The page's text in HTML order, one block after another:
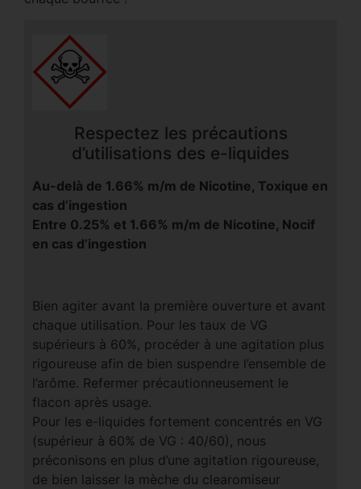
Respectez les précautions
d’utilisations des e-liquides
Au-delà de 1.66% m/m de Nicotine, Toxique en
cas d’ingestion
Entre 0.25% et 1.66% m/m de Nicotine, Nocif
en cas d’ingestion
Bien agiter avant la première ouverture et avant
chaque utilisation. Pour les taux de VG
supérieurs à 60%, procéder à une agitation plus
rigoureuse afin de bien suspendre l’ensemble de
l’arôme. Refermer précautionneusement le
flacon après usage.
Pour les e-liquides fortement concentrés en VG
(supérieur à 60% de VG : 40/60), nous
préconisons en plus d’une agitation rigoureuse,
de bien laisser la mèche du clearomiseur